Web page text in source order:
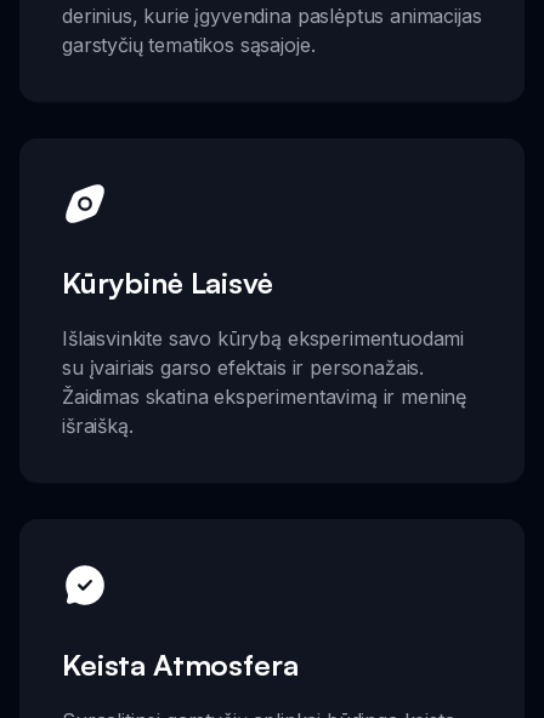
derinius, kurie įgyvendina paslėptus animacijas
garstyčių tematikos sąsajoje.
Kūrybinė Laisvė
Išlaisvinkite savo kūrybą eksperimentuodami
su įvairiais garso efektais ir personažais.
Žaidimas skatina eksperimentavimą ir meninę
išraišką.
Keista Atmosfera